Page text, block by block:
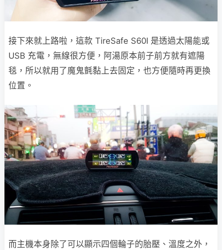
接下來就上路啦，這款 TireSafe S60I 是透過太陽能或
USB 充電，無線很方便，阿湯原本前子前方就有遮陽
毯，所以就用了魔鬼氈黏上去固定，也方便隨時再更換
位置。
而主機本身除了可以顯示四個輪子的胎壓、溫度之外，